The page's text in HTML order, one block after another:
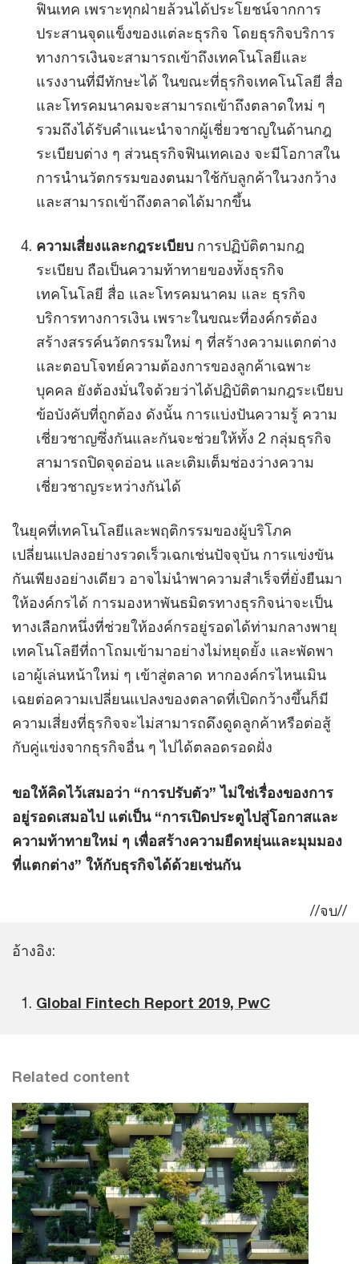
ฟินเทค เพราะทุกฝ่ายล้วนได้ประโยชน์จากการ
ประสานจุดแข็งของแต่ละธุรกิจ โดยธุรกิจบริการ
ทางการเงินจะสามารถเข้าถึงเทคโนโลยีและ
แรงงานที่มีทักษะได้ ในขณะที่ธุรกิจเทคโนโลยี สื่อ
และโทรคมนาคมจะสามารถเข้าถึงตลาดใหม่ ๆ
รวมถึงได้รับคำแนะนำจากผู้เชี่ยวชาญในด้านกฎ
ระเบียบต่าง ๆ ส่วนธุรกิจฟินเทคเอง จะมีโอกาสใน
การนำนวัตกรรมของตนมาใช้กับลูกค้าในวงกว้าง
และสามารถเข้าถึงตลาดได้มากขึ้น
ความเสี่ยงและกฎระเบียบ การปฏิบัติตามกฎ
ระเบียบ ถือเป็นความท้าทายของทัังธุรกิจ
เทคโนโลยี สื่อ และโทรคมนาคม และ ธุรกิจ
บริการทางการเงิน เพราะในขณะที่องค์กรต้อง
สร้างสรรค์นวัตกรรมใหม่ ๆ ที่สร้างความแตกต่าง
และตอบโจทย์ความต้องการของลูกค้าเฉพาะ
บุคคล ยังต้องมั่นใจด้วยว่าได้ปฏิบัติตามกฎระเบียบ
ข้อบังคับที่ถูกต้อง ดังนั้น การแบ่งปันความรู้ ความ
เชี่ยวชาญซึ่งกันและกันจะช่วยให้ทั้ง 2 กลุ่มธุรกิจ
สามารถปิดจุดอ่อน และเติมเต็มช่องว่างความ
เชี่ยวชาญระหว่างกันได้
ในยุคที่เทคโนโลยีและพฤติกรรมของผู้บริโภค
เปลี่ยนแปลงอย่างรวดเร็วเฉกเช่นปัจจุบัน การแข่งขัน
กันเพียงอย่างเดียว อาจไม่นำพาความสำเร็จที่ยั่งยืนมา
ให้องค์กรได้ การมองหาพันธมิตรทางธุรกิจน่าจะเป็น
ทางเลือกหนึ่งที่ช่วยให้องค์กรอยู่รอดได้ท่ามกลางพายุ
เทคโนโลยีที่ถาโถมเข้ามาอย่างไม่หยุดยั้ง และพัดพา
เอาผู้เล่นหน้าใหม่ ๆ เข้าสู่ตลาด หากองค์กรไหนเมิน
เฉยต่อความเปลี่ยนแปลงของตลาดที่เปิดกว้างขึ้นก็มี
ความเสี่ยงที่ธุรกิจจะไม่สามารถดึงดูดลูกค้าหรือต่อสู้
กับคู่แข่งจากธุรกิจอื่น ๆ ไปได้ตลอดรอดฝั่ง
ขอให้คิดไว้เสมอว่า “การปรับตัว” ไม่ใช่เรื่องของการ
อยู่รอดเสมอไป แต่เป็น “การเปิดประตูไปสู่โอกาสและ
ความท้าทายใหม่ ๆ เพื่อสร้างความยืดหยุ่นและมุมมอง
ที่แตกต่าง” ให้กับธุรกิจได้ด้วยเช่นกัน
//จบ//
อ้างอิง:
Global Fintech Report 2019, PwC
Related content